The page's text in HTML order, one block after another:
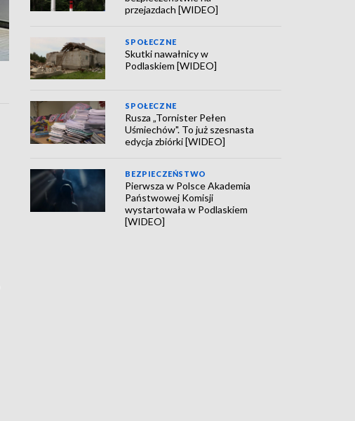
przejazdach [WIDEO]
SPOŁECZNE
Skutki nawałnicy w
Podlaskiem [WIDEO]
SPOŁECZNE
Rusza „Tornister Pełen
Uśmiechów". To już szesnasta
edycja zbiórki [WIDEO]
BEZPIECZEŃSTWO
Pierwsza w Polsce Akademia
Państwowej Komisji
wystartowała w Podlaskiem
[WIDEO]